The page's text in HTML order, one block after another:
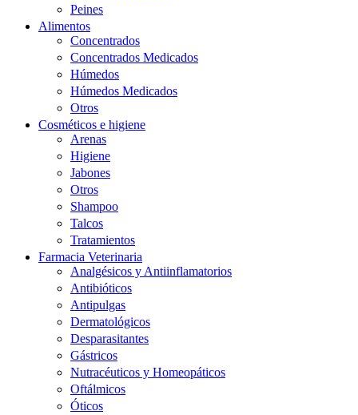
Peines
Alimentos
Concentrados
Concentrados Medicados
Húmedos
Húmedos Medicados
Otros
Cosméticos e higiene
Arenas
Higiene
Jabones
Otros
Shampoo
Talcos
Tratamientos
Farmacia Veterinaria
Analgésicos y Antiinflamatorios
Antibióticos
Antipulgas
Dermatológicos
Desparasitantes
Gástricos
Nutracéuticos y Homeopáticos
Oftálmicos
Óticos